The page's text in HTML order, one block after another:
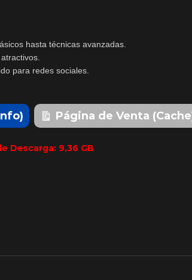
hasta técnicas avanzadas.
para redes sociales.
Página de Venta
Descarga: 9,36 GB